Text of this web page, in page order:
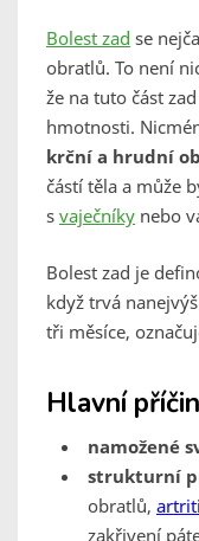
Bolest zad se
obratlů. To není
že na tuto část
hmotnosti.
krční a hrudní
částí těla a může
s vaječníky nebo
Bolest zad je
když trvá
tři měsíce,
Hlavní
namožené
strukturní
obratlů,
zakřivení